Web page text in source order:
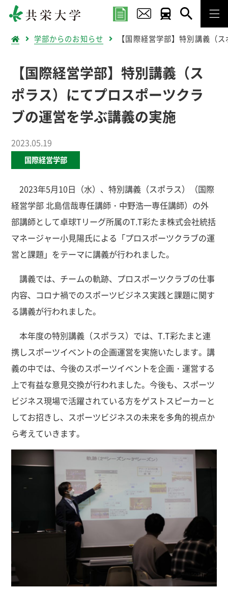
学部からのお知らせ 【国際経営学部】特別講義（
【国際経営学部】特別講義（ス
ポラス）にてプロスポーツクラ
ブの運営を学ぶ講義の実施
2023.05.19
国際経営学部
2023年5月10日（水）、特別講義（スポラス）（国際
経営学部 北島信哉専任講師・中野浩一専任講師）の外
部講師として卓球Tリーグ所属のT.T彩たま株式会社統括
マネージャー小見陽氏による「プロスポーツクラブの運
営と課題」をテーマに講義が行われました。
講義では、チームの軌跡、プロスポーツクラブの仕事
内容、コロナ禍でのスポーツビジネス実践と課題に関す
る講義が行われました。
本年度の特別講義（スポラス）では、T.T彩たまと連
携しスポーツイベントの企画運営を実施いたします。講
義の中では、今後のスポーツイベントを企画・運営する
上で有益な意見交換が行われました。今後も、スポーツ
ビジネス現場で活躍されている方をゲストスピーカーと
してお招きし、スポーツビジネスの未来を多角的視点か
ら考えていきます。